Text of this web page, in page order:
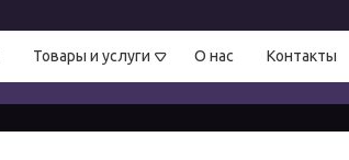
Товары и услуги О нас Контакты